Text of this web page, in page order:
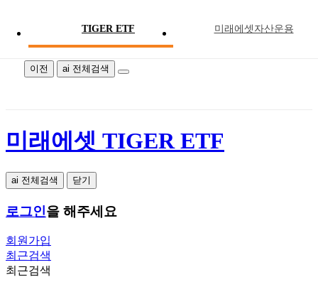
TIGER ETF 미래에셋자산운용
미래에셋 TIGER ETF
이전 ai 전체검색
미래에셋 TIGER ETF
ai 전체검색 닫기
로그인을 해주세요
회원가입
최근검색
최근검색